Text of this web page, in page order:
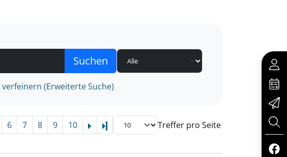
verfeinern (Erweiterte Suche)
6 7 8 9 10 Letzte Seite Treffer pro Seite